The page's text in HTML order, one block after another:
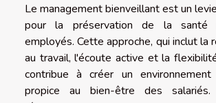
Le management bienveillant est un
pour la préservation de la santé
employés. Cette approche, qui inclut la
au travail, l'écoute active et la
contribue à créer un environnement
propice au bien-être des